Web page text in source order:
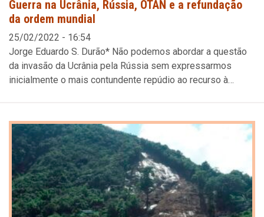
Guerra na Ucrânia, Rússia, OTAN e a refundação
da ordem mundial
25/02/2022 - 16:54
Jorge Eduardo S. Durão* Não podemos abordar a questão
da invasão da Ucrânia pela Rússia sem expressarmos
inicialmente o mais contundente repúdio ao recurso à…